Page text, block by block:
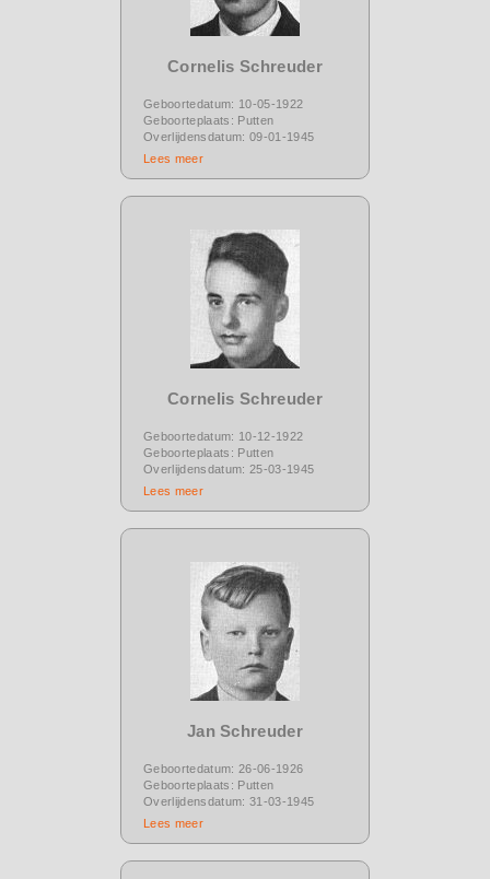
Cornelis Schreuder
Geboortedatum: 10-05-1922
Geboorteplaats: Putten
Overlijdensdatum: 09-01-1945
Lees meer
Cornelis Schreuder
Geboortedatum: 10-12-1922
Geboorteplaats: Putten
Overlijdensdatum: 25-03-1945
Lees meer
Jan Schreuder
Geboortedatum: 26-06-1926
Geboorteplaats: Putten
Overlijdensdatum: 31-03-1945
Lees meer